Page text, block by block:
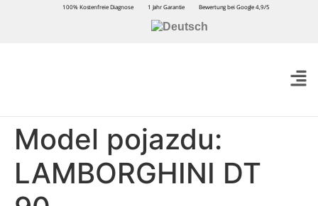
100% Kostenfreie Diagnose 1 Jahr Garantie Bewertung bei Google 4,9/5
Model pojazdu:
LAMBORGHINI DT